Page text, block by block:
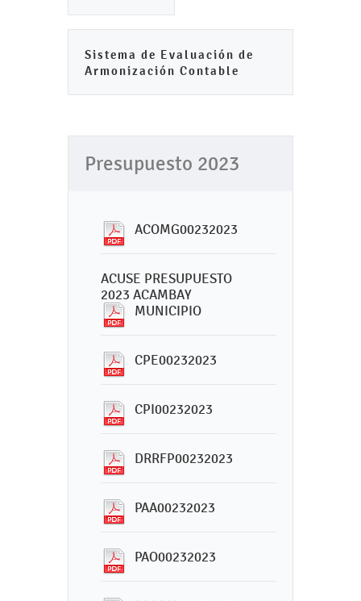
Sistema de Evaluación de
Armonización Contable
Presupuesto 2023
ACOMG00232023
ACUSE PRESUPUESTO
2023 ACAMBAY
MUNICIPIO
CPE00232023
CPI00232023
DRRFP00232023
PAA00232023
PAO00232023